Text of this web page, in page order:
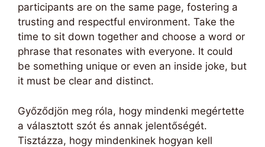
participants are on the same page, fostering a
trusting and respectful environment. Take the
time to sit down together and choose a word or
phrase that resonates with everyone. It could
be something unique or even an inside joke, but
it must be clear and distinct.
Győződjön meg róla, hogy mindenki megértette
a választott szót és annak jelentőségét.
Tisztázza, hogy mindenkinek hogyan kell